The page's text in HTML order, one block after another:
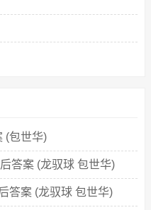
(包世华)
答案 (龙驭球 包世华)
答案 (龙驭球 包世华)